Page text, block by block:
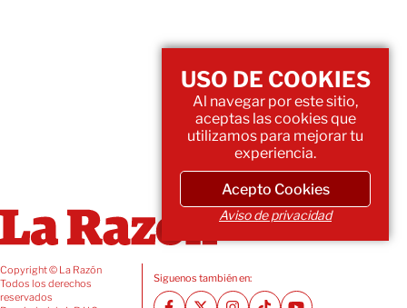
Copyright © La Razón
Todos los derechos
reservados
Siguenos también en:
USO DE COOKIES
Al navegar por este sitio,
aceptas las cookies que
utilizamos para mejorar tu
experiencia.
Acepto Cookies
Aviso de privacidad